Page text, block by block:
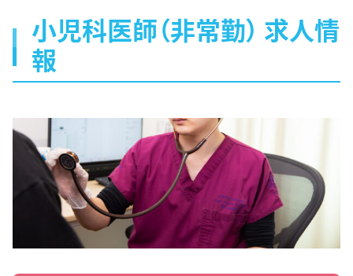
小児科医師（非常勤） 求人情
報